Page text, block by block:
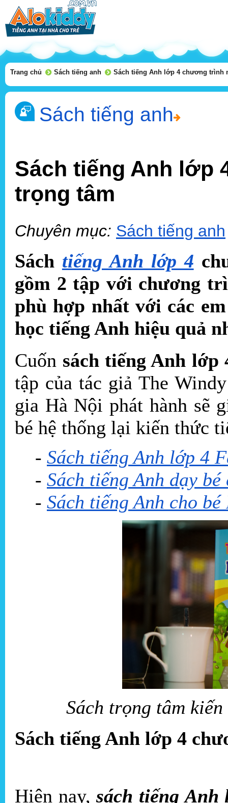
Trang chủ Sách tiếng anh Sách tiếng Anh lớp 4 chương trình
Sách tiếng anh
Sách tiếng Anh lớp
trọng tâm
Chuyên mục: Sách tiếng anh
Sách tiếng Anh lớp 4
gồm 2 tập với chương
phù hợp nhất với các
học tiếng Anh hiệu quả
Cuốn sách tiếng Anh lớp
tập của tác giả The
gia Hà Nội phát hành sẽ
bé hệ thống lại kiến thức
- Sách tiếng Anh lớp 4
- Sách tiếng Anh dạy
- Sách tiếng Anh cho
Sách trọng tâm
Sách tiếng Anh lớp 4
Hiện nay,sách tiếng